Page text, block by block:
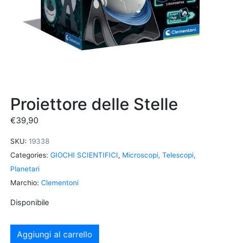
Proiettore delle Stelle
€39,90
SKU: 19338
Categories: GIOCHI SCIENTIFICI, Microscopi, Telescopi,
Planetari
Marchio: Clementoni
Disponibile
Aggiungi al carrello